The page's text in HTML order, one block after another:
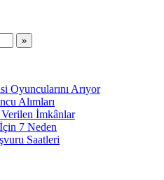
Oyuncularını Arıyor
Alımları
İmkânlar
7 Neden
Saatleri